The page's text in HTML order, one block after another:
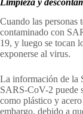
Cuando las personas
contaminado con
19, y luego se tocan
exponerse al virus.
La información de la
SARS-CoV-2 puede
como plástico y
embargo, debido a